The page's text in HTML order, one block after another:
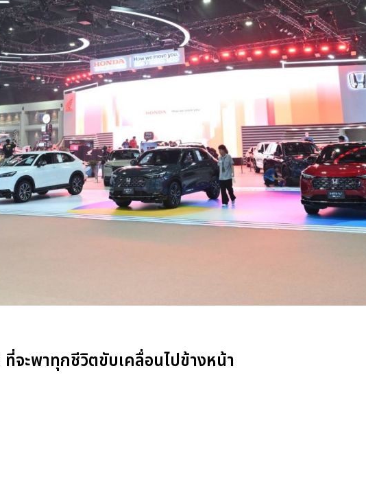
ะพาทุกชีวิตขับเคลื่อนไปข้างหน้า